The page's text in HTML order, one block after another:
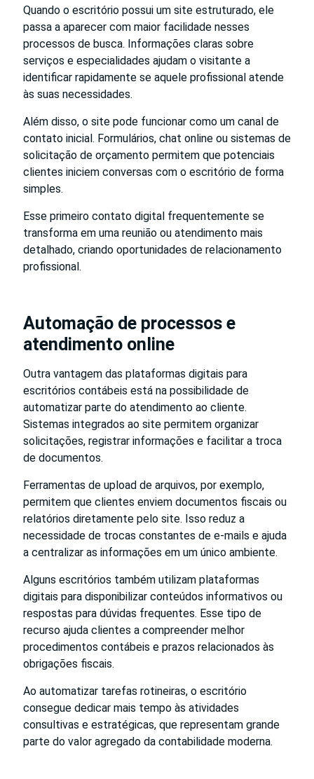
Quando o escritório possui um site estruturado, ele
passa a aparecer com maior facilidade nesses
processos de busca. Informações claras sobre
serviços e especialidades ajudam o visitante a
identificar rapidamente se aquele profissional atende
às suas necessidades.
Além disso, o site pode funcionar como um canal de
contato inicial. Formulários, chat online ou sistemas de
solicitação de orçamento permitem que potenciais
clientes iniciem conversas com o escritório de forma
simples.
Esse primeiro contato digital frequentemente se
transforma em uma reunião ou atendimento mais
detalhado, criando oportunidades de relacionamento
profissional.
Automação de processos e
atendimento online
Outra vantagem das plataformas digitais para
escritórios contábeis está na possibilidade de
automatizar parte do atendimento ao cliente.
Sistemas integrados ao site permitem organizar
solicitações, registrar informações e facilitar a troca
de documentos.
Ferramentas de upload de arquivos, por exemplo,
permitem que clientes enviem documentos fiscais ou
relatórios diretamente pelo site. Isso reduz a
necessidade de trocas constantes de e-mails e ajuda
a centralizar as informações em um único ambiente.
Alguns escritórios também utilizam plataformas
digitais para disponibilizar conteúdos informativos ou
respostas para dúvidas frequentes. Esse tipo de
recurso ajuda clientes a compreender melhor
procedimentos contábeis e prazos relacionados às
obrigações fiscais.
Ao automatizar tarefas rotineiras, o escritório
consegue dedicar mais tempo às atividades
consultivas e estratégicas, que representam grande
parte do valor agregado da contabilidade moderna.